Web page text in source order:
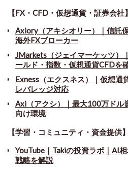
【FX・CFD・仮想通貨・証券会社】
Axiory（アキシオリー）｜信託
海外FXブローカー
JMarkets（ジェイマーケッツ）
ールド・指数・仮想通貨CFDを
Exness（エクスネス）｜仮想通
レバレッジ対応
Axi（アクシ）｜最大100万ドル
向け環境
【学習・コミュニティ・資金提供】
YouTube｜Takiの投資ラボ｜AI
戦略を解説